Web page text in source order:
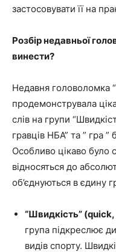
застосовувати її на
Розбір недавньої
винести?
Недавня головоломка
продемонструвала
слів на групи
гравців НБА” та ” гра ”
Особливо цікаво було
відносяться до
об’єднуються в єдину
“Швидкість”
група підкреслює
видів спорту.